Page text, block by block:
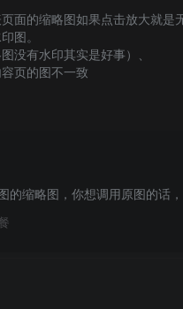
面的缩略图如果点击放大就
图。
没有水印其实是好事）、
页的图不一致
的缩略图，你想调用原图的话